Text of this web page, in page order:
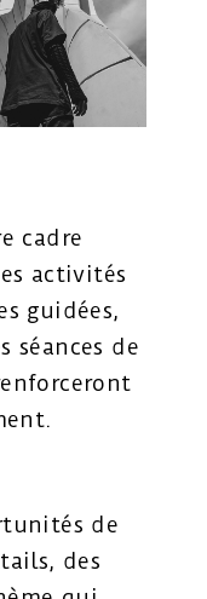
cadre
activités
guidées,
séances de
de
des